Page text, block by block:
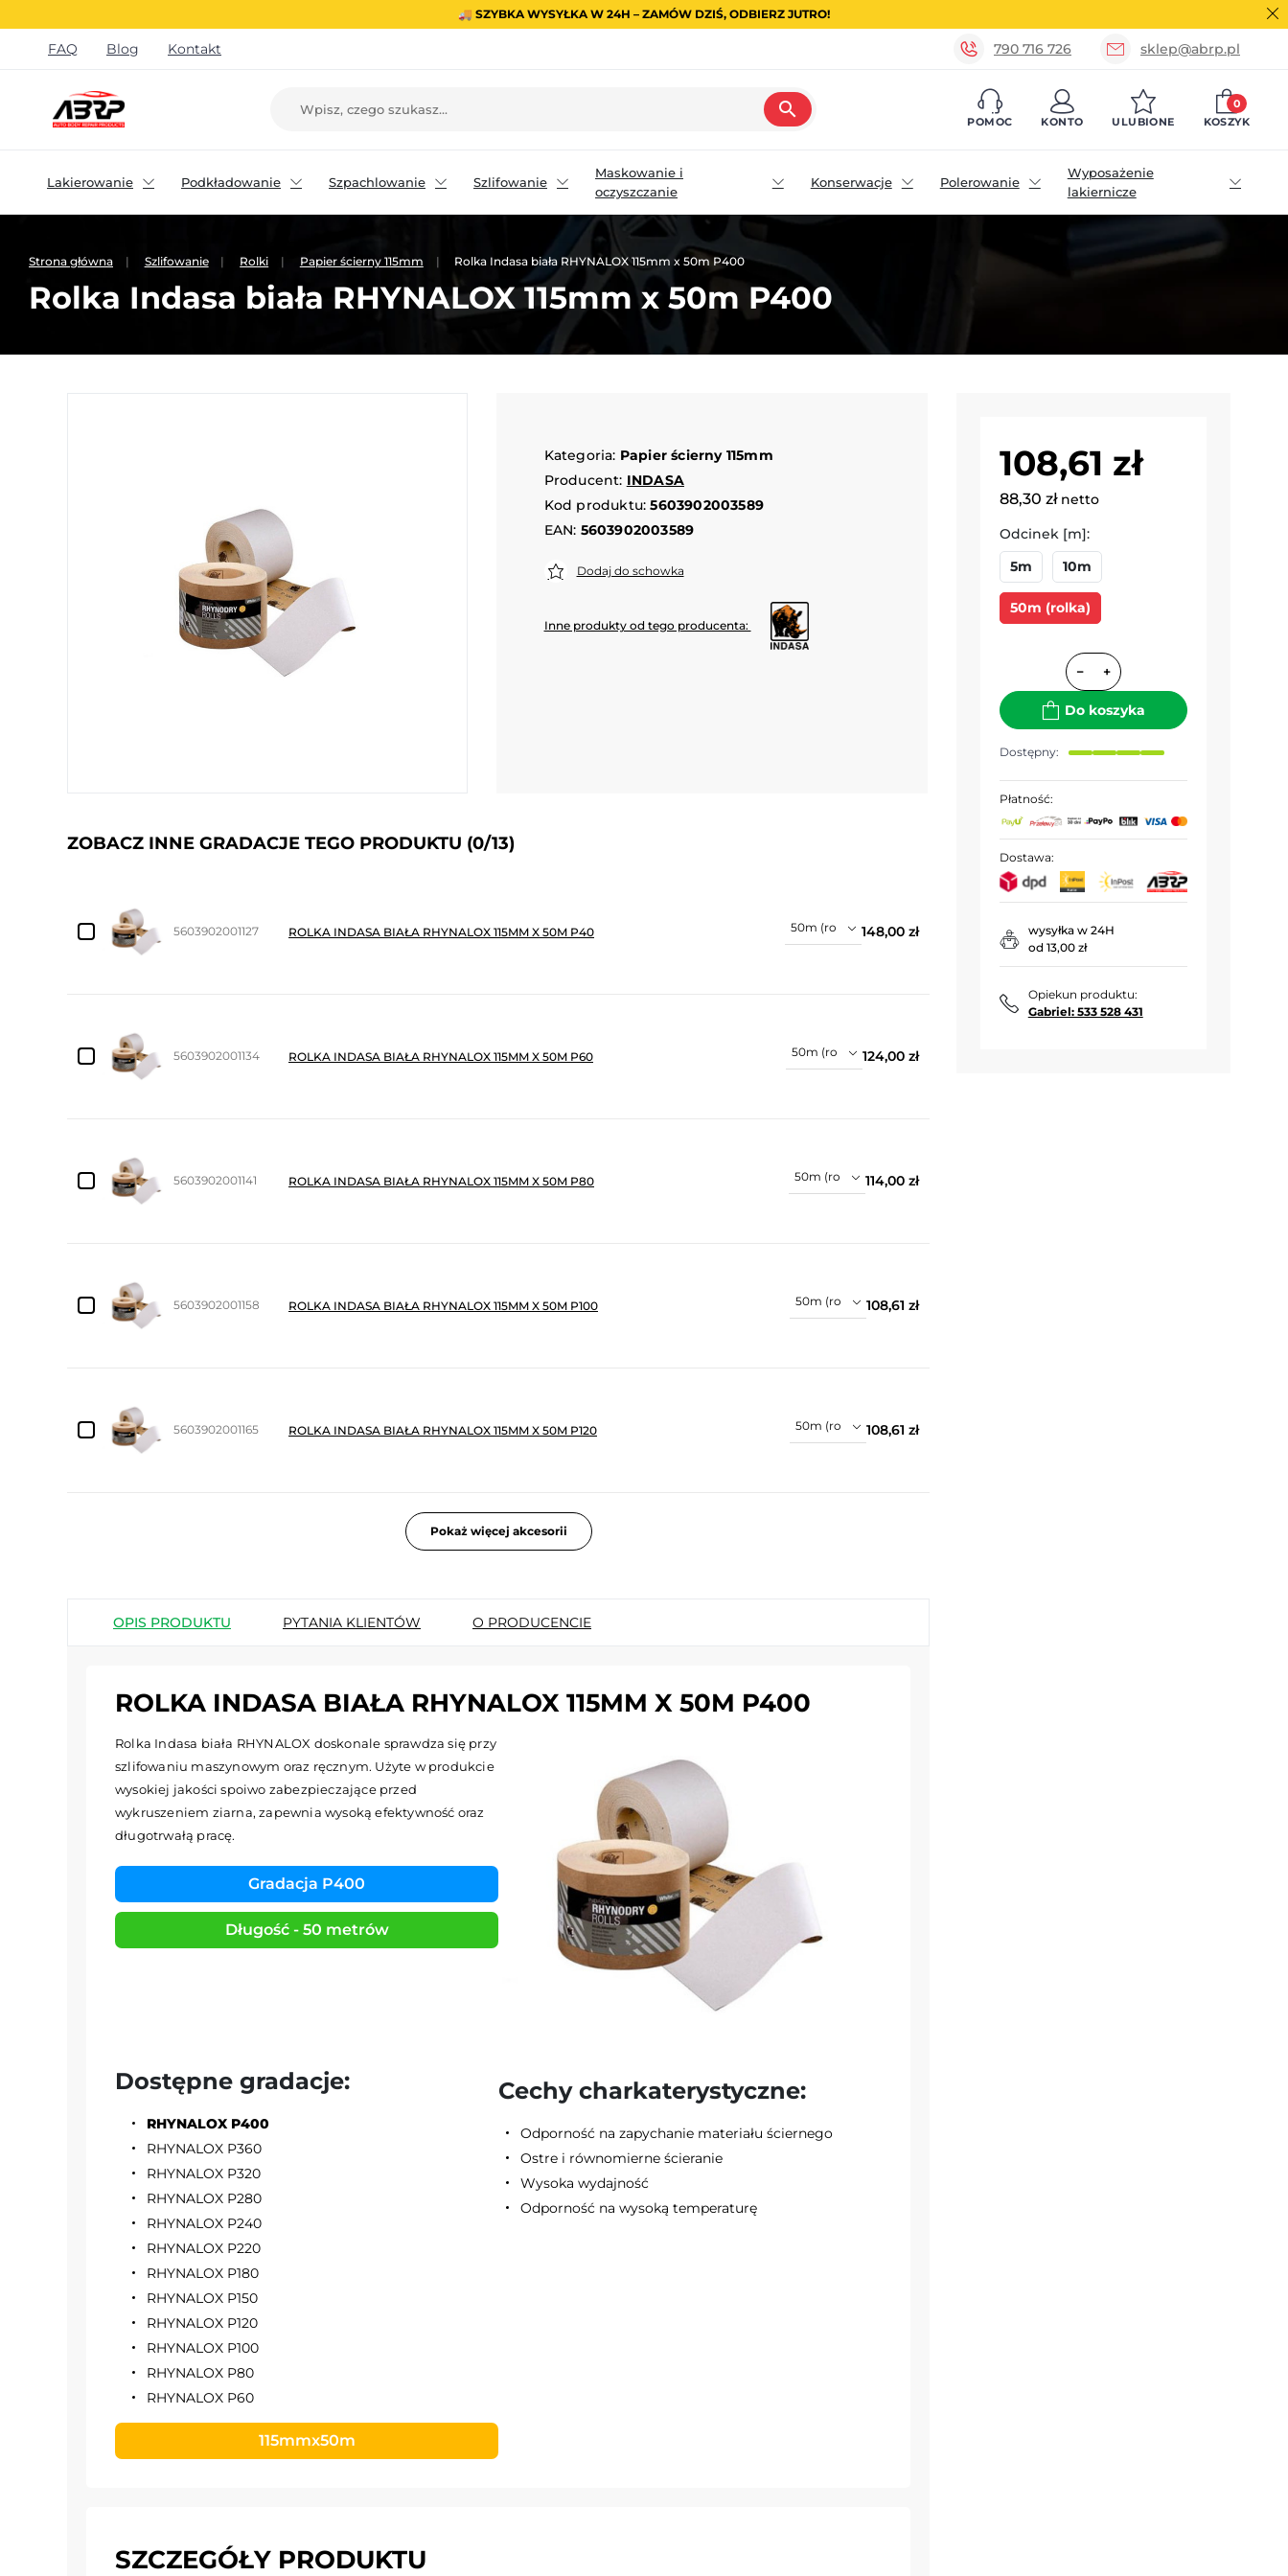
🚚 SZYBKA WYSYŁKA W 24H – ZAMÓW DZIŚ, ODBIERZ JUTRO!
FAQ Blog Kontakt 790 716 726 sklep@abrp.pl
search
POMOC KONTO ULUBIONE KOSZYK
0
Lakierowanie Podkładowanie Szpachlowanie Szlifowanie
Maskowanie i
oczyszczanie
Konserwacje Polerowanie
Wyposażenie
lakiernicze
Strona główna Szlifowanie Rolki Papier ścierny 115mm Rolka Indasa biała RHYNALOX 115mm x 50m P400
Rolka Indasa biała RHYNALOX 115mm x 50m P400
Kategoria: Papier ścierny 115mm
Producent: INDASA
Kod produktu: 5603902003589
EAN: 5603902003589
Dodaj do schowka
Inne produkty od tego producenta:
108,61 zł
88,30 zł netto
Odcinek [m]:
5m
10m
50m (rolka)
− +
Do koszyka
Dostępny:
Płatność:
Dostawa:
wysyłka w 24H
od 13,00 zł
Opiekun produktu:
Gabriel: 533 528 431
ZOBACZ INNE GRADACJE TEGO PRODUKTU (0/13)
5603902001127 ROLKA INDASA BIAŁA RHYNALOX 115MM X 50M P40 148,00 zł
5603902001134 ROLKA INDASA BIAŁA RHYNALOX 115MM X 50M P60 124,00 zł
5603902001141 ROLKA INDASA BIAŁA RHYNALOX 115MM X 50M P80 114,00 zł
5603902001158 ROLKA INDASA BIAŁA RHYNALOX 115MM X 50M P100 108,61 zł
5603902001165 ROLKA INDASA BIAŁA RHYNALOX 115MM X 50M P120 108,61 zł
Pokaż więcej akcesorii
OPIS PRODUKTU PYTANIA KLIENTÓW O PRODUCENCIE
ROLKA INDASA BIAŁA RHYNALOX 115MM X 50M P400
Rolka Indasa biała RHYNALOX doskonale sprawdza się przy
szlifowaniu maszynowym oraz ręcznym. Użyte w produkcie
wysokiej jakości spoiwo zabezpieczające przed
wykruszeniem ziarna, zapewnia wysoką efektywność oraz
długotrwałą pracę.
Gradacja P400
Długość - 50 metrów
Dostępne gradacje:
RHYNALOX P400
RHYNALOX P360
RHYNALOX P320
RHYNALOX P280
RHYNALOX P240
RHYNALOX P220
RHYNALOX P180
RHYNALOX P150
RHYNALOX P120
RHYNALOX P100
RHYNALOX P80
RHYNALOX P60
Cechy charkaterystyczne:
Odporność na zapychanie materiału ściernego
Ostre i równomierne ścieranie
Wysoka wydajność
Odporność na wysoką temperaturę
115mmx50m
SZCZEGÓŁY PRODUKTU